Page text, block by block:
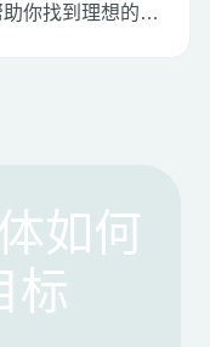
你找到理想的销
如何
标